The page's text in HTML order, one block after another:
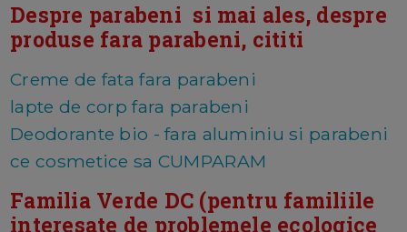
Despre parabeni si mai ales, despre
produse fara parabeni, cititi
Creme de fata fara parabeni
lapte de corp fara parabeni
Deodorante bio - fara aluminiu si parabeni
ce cosmetice sa CUMPARAM
Familia Verde DC (pentru familiile
interesate de problemele ecologice